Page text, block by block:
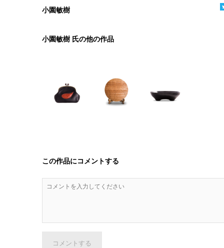
小園敏樹
小園敏樹 氏の他の作品
この作品にコメントする
コメントする